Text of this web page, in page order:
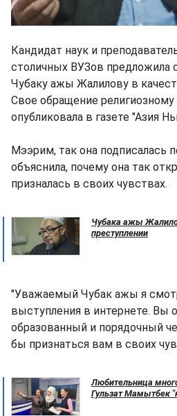
Кандидат наук и
столичных ВУЗов предложила
Чубаку ажы Жалилову в
Свое обращение
опубликовала в газете "Азия
Мээрим, так она подписалась
объяснила, почему она так
призналась в своих чувствах.
Чубака ажы
преступлении
"Уважаемый Чубак ажы я
выступления в интернете. Вы
образованный и порядочный
бы признаться вам в своих
Любительница
Гульзат Мамытбек